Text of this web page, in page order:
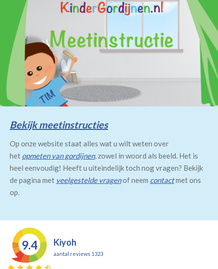
Bekijk meetinstructies
Op onze website staat alles wat u wilt weten over
het opmeten van gordijnen, zowel in woord als beeld. Het is
heel eenvoudig! Heeft u uiteindelijk toch nog vragen? Bekijk
de pagina met veelgestelde vragenof neem contactmet ons
op.
9.4 Kiyoh
aantal reviews 1323